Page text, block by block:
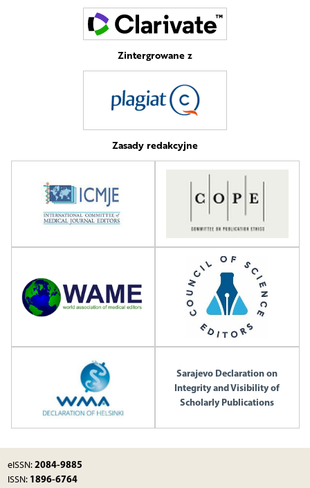
Zintergrowane z
Zasady redakcyjne
Sarajevo Declaration on
Integrity and Visibility of
Scholarly Publications
eISSN:2084-9885
ISSN: 1896-6764